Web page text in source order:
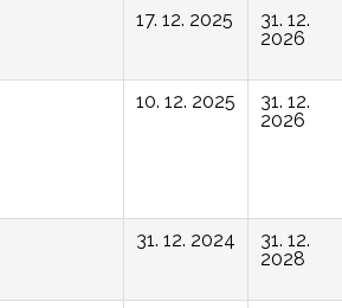
17. 12. 2025
31. 12.
2026
10. 12. 2025
31. 12.
2026
31. 12. 2024
31. 12.
2028